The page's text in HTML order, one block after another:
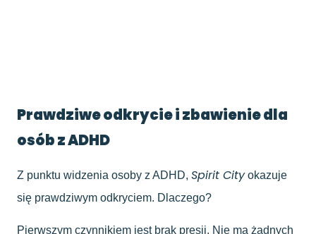
Prawdziwe odkrycie i zbawienie dla
osób z ADHD
Z punktu widzenia osoby z ADHD, Spirit Cityokazuje
się prawdziwym odkryciem. Dlaczego?
Pierwszym czynnikiem jest brak presji. Nie ma żadnych